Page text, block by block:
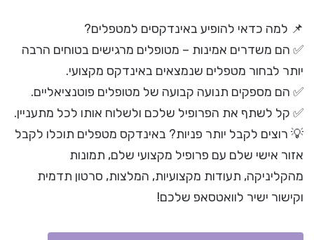
📌 למה כדאי להופיע באינדקסים למטפלים?
✅ הם משדרים אמינות – מטופלים מרגישים בטוחים הרבה
יותר לבחור מטפלים שנמצאים באינדקס מקצועי.
✅ הם מספקים תנועה קבועה של מטופלים פוטנציאליים.
✅ קל לשתף את הפרופיל שלכם ולשלוח אותו לכל מתעניין.
💡 רוצים לקבל יותר פניות? באינדקס מטפלים תוכלו לקבל
אזור אישי שלם עם פרופיל מקצועי שלם, תמונות
מהקליניקה, תעודות מקצועיות, המלצות, סרטון תדמית
וקישור ישיר לוואטסאפ שלכם!